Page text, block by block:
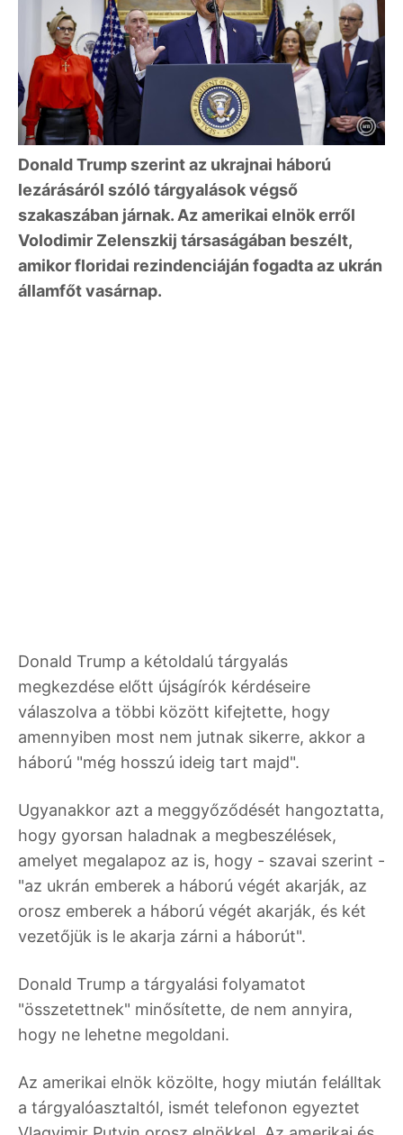
Donald Trump szerint az ukrajnai háború
lezárásáról szóló tárgyalások végső
szakaszában járnak. Az amerikai elnök erről
Volodimir Zelenszkij társaságában beszélt,
amikor floridai rezindenciáján fogadta az ukrán
államfőt vasárnap.
Donald Trump a kétoldalú tárgyalás
megkezdése előtt újságírók kérdéseire
válaszolva a többi között kifejtette, hogy
amennyiben most nem jutnak sikerre, akkor a
háború "még hosszú ideig tart majd".
Ugyanakkor azt a meggyőződését hangoztatta,
hogy gyorsan haladnak a megbeszélések,
amelyet megalapoz az is, hogy - szavai szerint -
"az ukrán emberek a háború végét akarják, az
orosz emberek a háború végét akarják, és két
vezetőjük is le akarja zárni a háborút".
Donald Trump a tárgyalási folyamatot
"összetettnek" minősítette, de nem annyira,
hogy ne lehetne megoldani.
Az amerikai elnök közölte, hogy miután felálltak
a tárgyalóasztaltól, ismét telefonon egyeztet